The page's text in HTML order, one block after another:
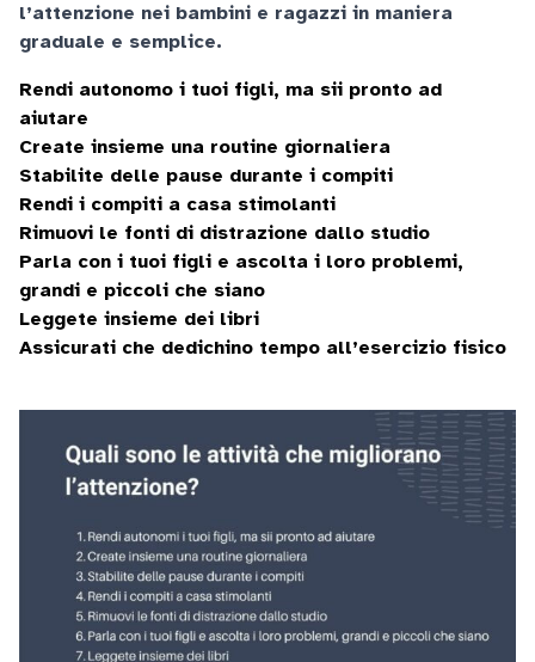
l’attenzione nei bambini e ragazzi in maniera
graduale e semplice.
Rendi autonomo i tuoi figli, ma sii pronto ad
aiutare
Create insieme una routine giornaliera
Stabilite delle pause durante i compiti
Rendi i compiti a casa stimolanti
Rimuovi le fonti di distrazione dallo studio
Parla con i tuoi figli e ascolta i loro problemi,
grandi e piccoli che siano
Leggete insieme dei libri
Assicurati che dedichino tempo all’esercizio fisico